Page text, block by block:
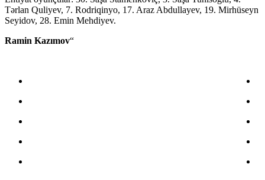
Tərlan Quliyev, 7. Rodriqinyo, 17. Araz Abdullayev, 19. Mirhüseyn
Seyidov, 28. Emin Mehdiyev.
Ramin Kazımov“